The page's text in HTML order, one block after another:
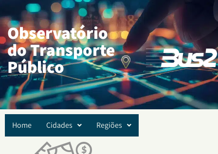
Observatório
do Transporte
Público
Home Cidades Regiões